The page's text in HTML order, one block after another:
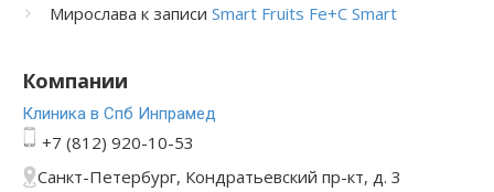
Мирослава к записи Smart Fruits Fe+C Smart
Компании
Клиника в Спб Инпрамед
+7 (812) 920-10-53
Санкт-Петербург, Кондратьевский пр-кт, д. 3